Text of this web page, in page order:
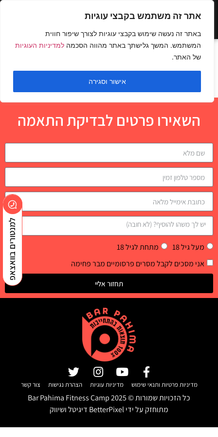
אתר זה משתמש בקבצי עוגיות
באתר זה נעשה שימוש בקבצי עוגיות לצורך שיפור חווית
המשתמש. המשך גלישתך באתר מהווה הסכמה למדיניות העוגיות
של האתר.
אישור וסגירה
כתף אחורית בכבלים
פייספול
השאירו פרטים לבדיקת התאמה
מעל גיל 18
מתחת לגיל 18
אני מסכים לקבל מסרים פרסומיים מבר פחימה
תחזור אליי
מדיניות פרטיות ותנאי שימוש מדיניות עוגיות הצהרת נגישות צור קשר
כל הזכויות שמורות © Bar Pahima Fitness Camp2025
מתוחזק על ידיBetterPixel דיגיטל ושיווק
למנטורים בוואצאפ